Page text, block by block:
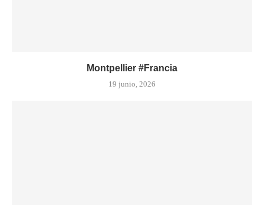
Montpellier #Francia
19 junio, 2026